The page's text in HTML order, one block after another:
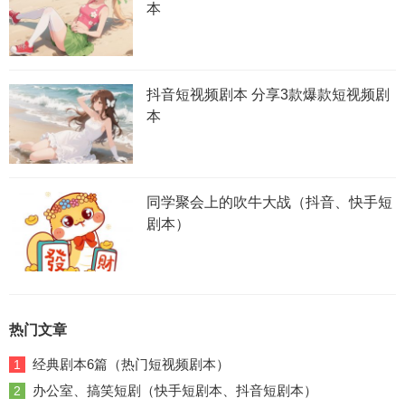
本
抖音短视频剧本 分享3款爆款短视频剧
本
同学聚会上的吹牛大战（抖音、快手短
剧本）
热门文章
1 经典剧本6篇（热门短视频剧本）
2 办公室、搞笑短剧（快手短剧本、抖音短剧本）